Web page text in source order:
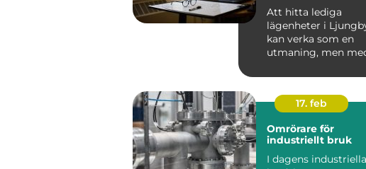
Att hitta lediga
lägenheter i
kan verka som en
utmaning, men
17. feb
Omrörare för
industriellt bruk
I dagens industriella